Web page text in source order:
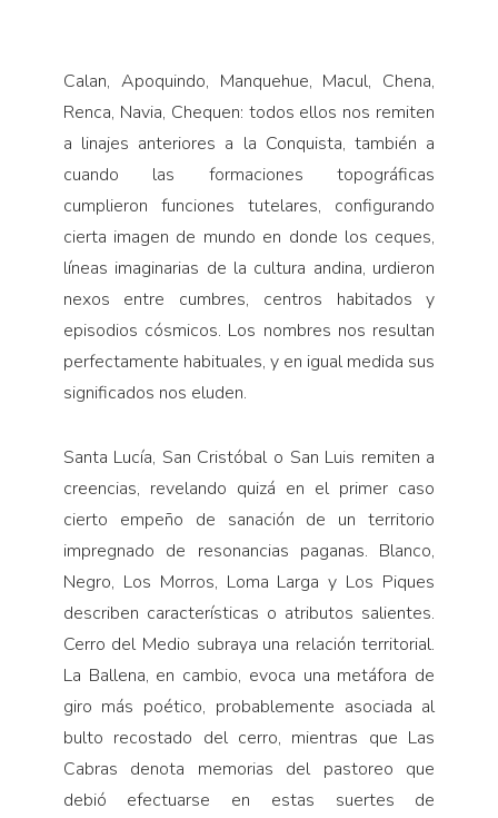
Calan, Apoquindo, Manquehue, Macul, Chena,
Renca, Navia, Chequen: todos ellos nos remiten
a linajes anteriores a la Conquista, también a
cuando las formaciones topográficas
cumplieron funciones tutelares, configurando
cierta imagen de mundo en donde los ceques,
líneas imaginarias de la cultura andina, urdieron
nexos entre cumbres, centros habitados y
episodios cósmicos. Los nombres nos resultan
perfectamente habituales, y en igual medida sus
significados nos eluden.
Santa Lucía, San Cristóbal o San Luis remiten a
creencias, revelando quizá en el primer caso
cierto empeño de sanación de un territorio
impregnado de resonancias paganas. Blanco,
Negro, Los Morros, Loma Larga y Los Piques
describen características o atributos salientes.
Cerro del Medio subraya una relación territorial.
La Ballena, en cambio, evoca una metáfora de
giro más poético, probablemente asociada al
bulto recostado del cerro, mientras que Las
Cabras denota memorias del pastoreo que
debió efectuarse en estas suertes de